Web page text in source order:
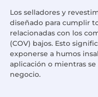
Los selladores y
diseñado para cumplir
relacionadas con los
(COV) bajos. Esto
exponerse a humos
aplicación o mientras se
negocio.